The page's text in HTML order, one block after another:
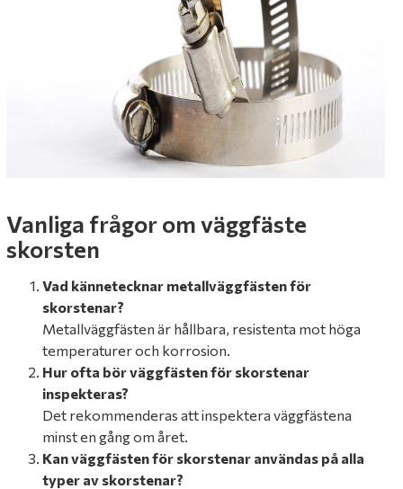
Vanliga frågor om väggfäste
skorsten
Vad kännetecknar metallväggfästen för
skorstenar?
Metallväggfästen är hållbara, resistenta mot höga
temperaturer och korrosion.
Hur ofta bör väggfästen för skorstenar
inspekteras?
Det rekommenderas att inspektera väggfästena
minst en gång om året.
Kan väggfästen för skorstenar användas på alla
typer av skorstenar?